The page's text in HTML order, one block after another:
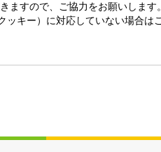
ますので、ご協力をお願いします
キー）に対応していない場合は